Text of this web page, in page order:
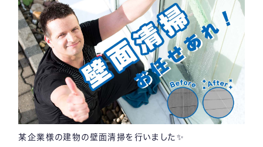
某企業様の建物の壁面清掃を行いました✨